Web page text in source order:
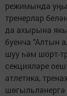
режимында
тренерлар
да ахырына
буенча "Алтын
шуу һәм шорт-
секцияләре
атлетика,